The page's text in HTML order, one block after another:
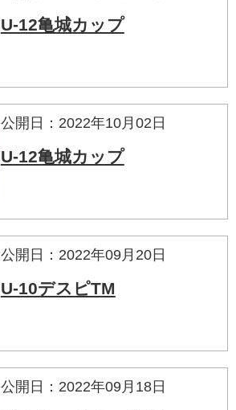
U-12亀城カップ
公開日：2022年10月02日
U-12亀城カップ
公開日：2022年09月20日
U-10デスピTM
公開日：2022年09月18日